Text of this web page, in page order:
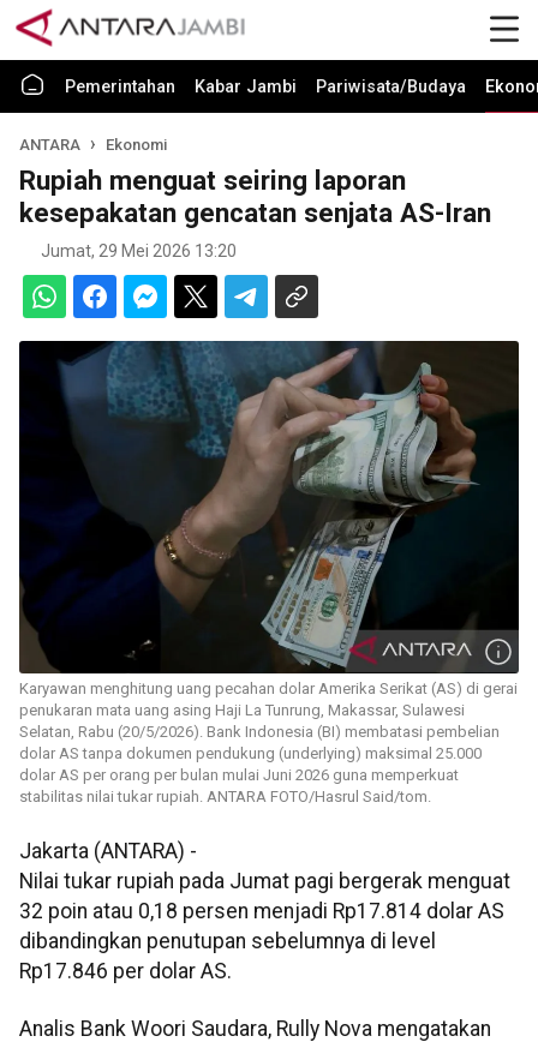
Pemerintahan Kabar Jambi Pariwisata/Budaya
ANTARA Ekonomi
Rupiah menguat seiring laporan
kesepakatan gencatan senjata AS-Iran
Jumat, 29 Mei 2026 13:20
Karyawan menghitung uang pecahan dolar Amerika Serikat (AS) di gerai
penukaran mata uang asing Haji La Tunrung, Makassar, Sulawesi
Selatan, Rabu (20/5/2026). Bank Indonesia (BI) membatasi pembelian
dolar AS tanpa dokumen pendukung (underlying) maksimal 25.000
dolar AS per orang per bulan mulai Juni 2026 guna memperkuat
stabilitas nilai tukar rupiah. ANTARA FOTO/Hasrul Said/tom.
Jakarta (ANTARA) -
Nilai tukar rupiah pada Jumat pagi bergerak menguat
32 poin atau 0,18 persen menjadi Rp17.814 dolar AS
dibandingkan penutupan sebelumnya di level
Rp17.846 per dolar AS.
Analis Bank Woori Saudara, Rully Nova mengatakan